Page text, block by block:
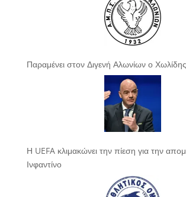
Παραμένει στον Διγενή Αλωνίων ο Χωλίδης
Η UEFA κλιμακώνει την πίεση για την
Ινφαντίνο